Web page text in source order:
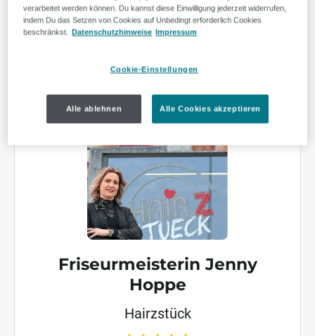
dafür ein Produkt von SELLWERK. Mit den
Bewertungskärtchen von MEINUNGSMEISTER kann
ich das gute Feedback meiner Kunden im Netz
von SELLWERK ist sehr nutzbringend und ich kann
Friseurmeisterin Jenny
Hoppe
Hairzstück
verarbeitet werden können. Du kannst diese Einwilligung jederzeit widerrufen,
indem Du das Setzen von Cookies auf Unbedingt erforderlich Cookies
beschränkst. Datenschutzhinweise Impressum
Cookie-Einstellungen
Alle ablehnen Alle Cookies akzeptieren